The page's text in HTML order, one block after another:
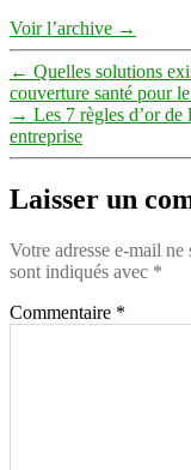
Voir l’archive →
← Quelles solutions
couverture santé pour
→ Les 7 règles d’or de
entreprise
Laisser un
Votre adresse e-mail ne
sont indiqués avec *
Commentaire *